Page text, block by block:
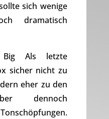
sich wenige
dramatisch
Als letzte
sicher nicht zu
eher zu den
dennoch